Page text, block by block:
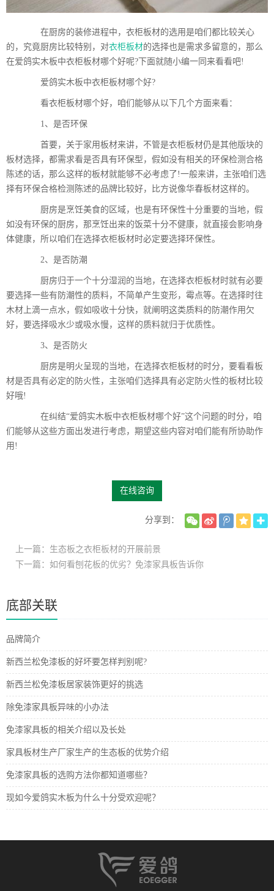
在厨房的装修进程中，衣柜板材的选用是咱们都比较关心
的，究竟厨房比较特别，对衣柜板材的选择也是需求多留意的，那么
在爱鸽实木板中衣柜板材哪个好呢?下面就随小编一同来看看吧!
爱鸽实木板中衣柜板材哪个好?
看衣柜板材哪个好，咱们能够从以下几个方面来看：
1、是否环保
首要，关于家用板材来讲，不管是衣柜板材仍是其他版块的
板材选择，都需求看是否具有环保型，假如没有相关的环保检测合格
陈述的话，那么这样的板材就能够不必考虑了!一般来讲，主张咱们选
择有环保合格检测陈述的品牌比较好，比方说像华春板材这样的。
厨房是烹饪美食的区域，也是有环保性十分重要的当地，假
如没有环保的厨房，那烹饪出来的饭菜十分不健康，就直接会影响身
体健康，所以咱们在选择衣柜板材时必定要选择环保性。
2、是否防潮
厨房归于一个十分湿润的当地，在选择衣柜板材时就有必要
要选择一些有防潮性的质料，不简单产生变形，霉点等。在选择时往
木材上滴一点水，假如吸收十分快，就阐明这类质料的防潮作用欠
好，要选择吸水少或吸水慢，这样的质料就归于优质性。
3、是否防火
厨房是明火呈现的当地，在选择衣柜板材的时分，要看看板
材是否具有必定的防火性，主张咱们选择具有必定防火性的板材比较
好哦!
在纠结“爱鸽实木板中衣柜板材哪个好”这个问题的时分，咱
们能够从这些方面出发进行考虑，期望这些内容对咱们能有所协助作
用!
在线咨询
分享到：
上一篇：生态板之衣柜板材的开展前景
下一篇：如何看刨花板的优劣？免漆家具板告诉你
底部关联
品牌简介
新西兰松免漆板的好坏要怎样判别呢?
新西兰松免漆板居家装饰更好的挑选
除免漆家具板异味的小办法
免漆家具板的相关介绍以及长处
家具板材生产厂家生产的生态板的优势介绍
免漆家具板的选购方法你都知道哪些？
现如今爱鸽实木板为什么十分受欢迎呢？